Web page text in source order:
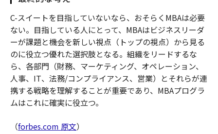
C-スイートを目指していないなら、おそらくMBAは必要
ない。目指している人にとって、MBAはビジネスリーダ
ーが課題と機会を新しい視点（トップの視点）から見る
のに役立つ優れた選択肢となる。組織をリードするな
ら、各部門（財務、マーケティング、オペレーション、
人事、IT、法務/コンプライアンス、営業）とそれらが連
携する戦略を理解することが重要であり、MBAプログラ
ムはこれに確実に役立つ。
（forbes.com 原文）